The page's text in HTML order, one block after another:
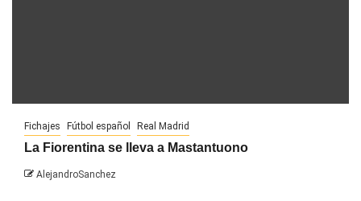
Fichajes Fútbol español Real Madrid
La Fiorentina se lleva a Mastantuono
AlejandroSanchez